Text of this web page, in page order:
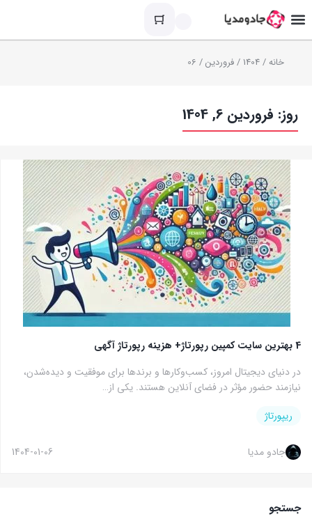
خانه/
1404
/فروردین/ 06
جستجو
روز: فروردین 6, 1404
4 بهترین سایت کمپین رپورتاژ+ هزینه رپورتاژ آگهی
در دنیای دیجیتال امروز، کسب‌وکارها و برندها برای موفقیت و دیده‌شدن،
نیازمند حضور مؤثر در فضای آنلاین هستند. یکی از…
ریپورتاژ
جادو مدیا 1404-01-06